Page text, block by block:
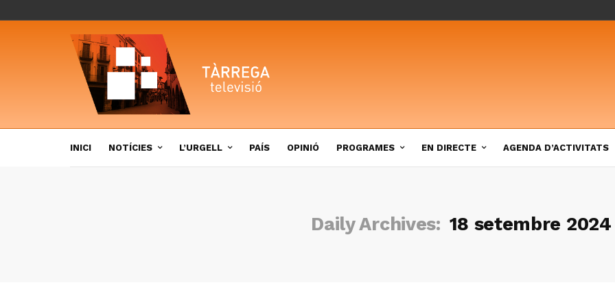
INICI NOTÍCIES L’URGELL PAÍS OPINIÓ PROGRAMES EN DIRECTE AGENDA D’ACTIVITATS
Daily Archives: 18 setembre 2024